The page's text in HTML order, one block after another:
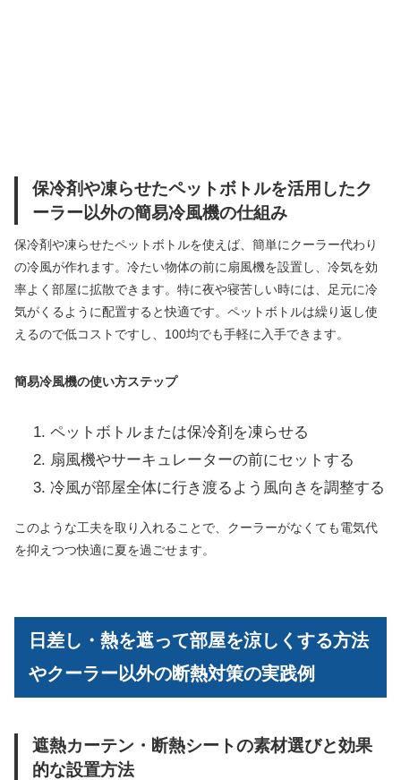
保冷剤や凍らせたペットボトルを活用したク
ーラー以外の簡易冷風機の仕組み
保冷剤や凍らせたペットボトルを使えば、簡単にクーラー代わり
の冷風が作れます。冷たい物体の前に扇風機を設置し、冷気を効
率よく部屋に拡散できます。特に夜や寝苦しい時には、足元に冷
気がくるように配置すると快適です。ペットボトルは繰り返し使
えるので低コストですし、100均でも手軽に入手できます。
簡易冷風機の使い方ステップ
ペットボトルまたは保冷剤を凍らせる
扇風機やサーキュレーターの前にセットする
冷風が部屋全体に行き渡るよう風向きを調整する
このような工夫を取り入れることで、クーラーがなくても電気代
を抑えつつ快適に夏を過ごせます。
日差し・熱を遮って部屋を涼しくする方法
やクーラー以外の断熱対策の実践例
遮熱カーテン・断熱シートの素材選びと効果
的な設置方法